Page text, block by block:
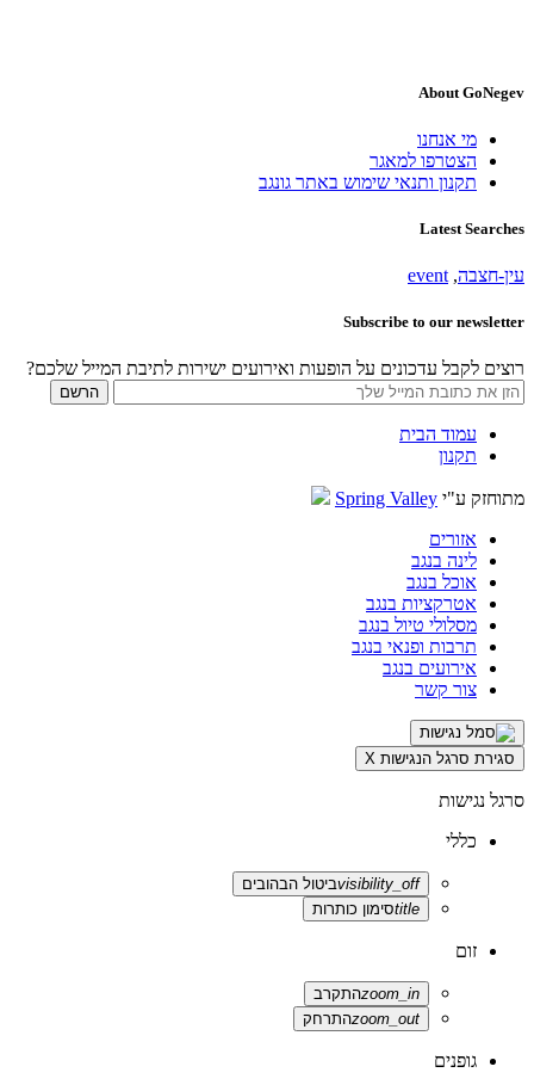
About GoNegev
מי אנחנו
הצטרפו למאגר
תקנון ותנאי שימוש באתר גונגב
Latest Searches
עין-חצבה,
event
Subscribe to our newsletter
רוצים לקבל עדכונים על הופעות ואירועים ישירות לתיבת המייל שלכם?
עמוד הבית
תקנון
מתוחזק ע"י Spring Valley
אזורים
לינה בנגב
אוכל בנגב
אטרקציות בנגב
מסלולי טיול בנגב
תרבות ופנאי בנגב
אירועים בנגב
צור קשר
סגירת סרגל הנגישות X
סרגל נגישות
כללי
visibility_offביטול הבהובים
titleסימון כותרות
זום
zoom_inהתקרב
zoom_outהתרחק
גופנים